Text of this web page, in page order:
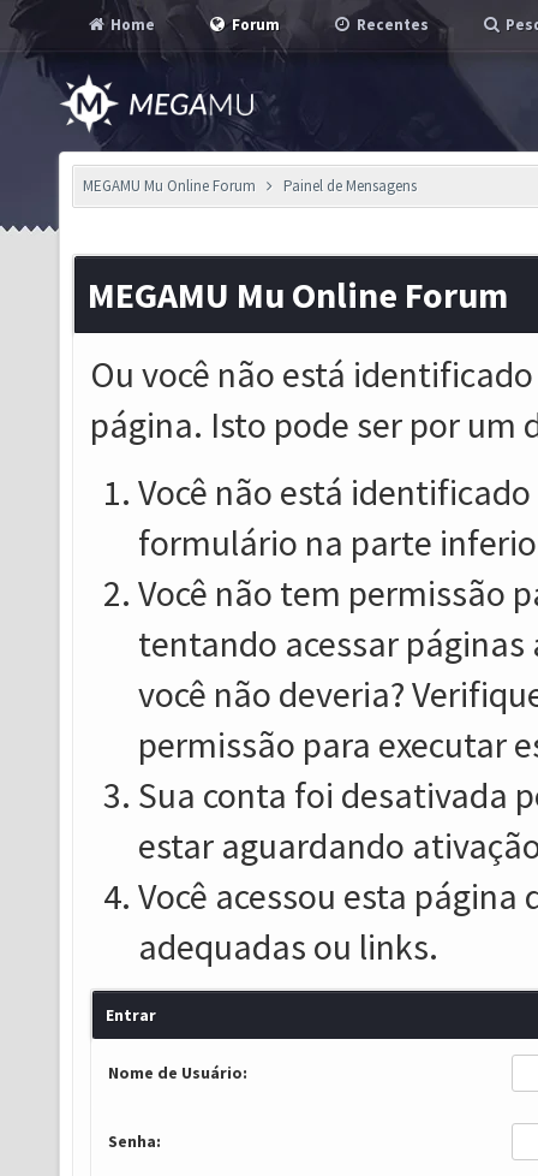
Home Forum Recentes
MEGAMU Mu Online Forum Painel de Mensagens
MEGAMU Mu Online Forum
Ou você não está
página. Isto pode ser por um
Você não está
formulário na parte
Você não tem permissão
tentando acessar
você não deveria?
permissão para executar
Sua conta foi desativada
estar aguardando
Você acessou esta
adequadas ou links.
Entrar
Nome de Usuário:
Senha: